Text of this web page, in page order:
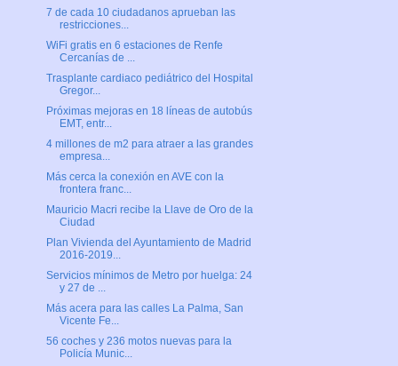
7 de cada 10 ciudadanos aprueban las
restricciones...
WiFi gratis en 6 estaciones de Renfe
Cercanías de ...
Trasplante cardiaco pediátrico del Hospital
Gregor...
Próximas mejoras en 18 líneas de autobús
EMT, entr...
4 millones de m2 para atraer a las grandes
empresa...
Más cerca la conexión en AVE con la
frontera franc...
Mauricio Macri recibe la Llave de Oro de la
Ciudad
Plan Vivienda del Ayuntamiento de Madrid
2016-2019...
Servicios mínimos de Metro por huelga: 24
y 27 de ...
Más acera para las calles La Palma, San
Vicente Fe...
56 coches y 236 motos nuevas para la
Policía Munic...